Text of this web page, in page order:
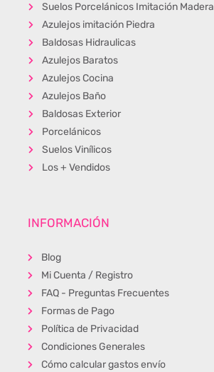
Suelos Porcelánicos Imitación Madera
Azulejos imitación Piedra
Baldosas Hidraulicas
Azulejos Baratos
Azulejos Cocina
Azulejos Baño
Baldosas Exterior
Porcelánicos
Suelos Vinílicos
Los + Vendidos
INFORMACIÓN
Blog
Mi Cuenta / Registro
FAQ - Preguntas Frecuentes
Formas de Pago
Política de Privacidad
Condiciones Generales
Cómo calcular gastos envío